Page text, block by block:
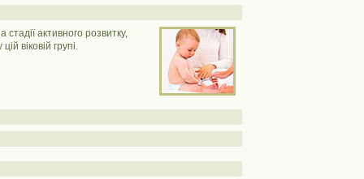
активного розвитку,
віковій групі.